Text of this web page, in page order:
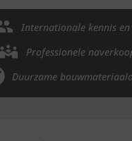
Internationale kennis
Professionele
Duurzame